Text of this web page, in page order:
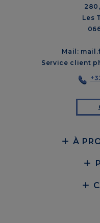
Les
Mail:
Service client
À